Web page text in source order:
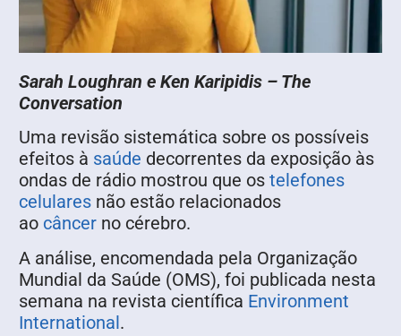
Sarah Loughran e Ken Karipidis – The
Conversation
Uma revisão sistemática sobre os possíveis
efeitos à saúde decorrentes da exposição às
ondas de rádio mostrou que os telefones
celulares não estão relacionados
ao câncer no cérebro.
A análise, encomendada pela Organização
Mundial da Saúde (OMS), foi publicada nesta
semana na revista científica Environment
International.